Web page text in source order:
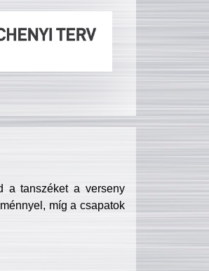
a tanszéket a verseny
míg a csapatok